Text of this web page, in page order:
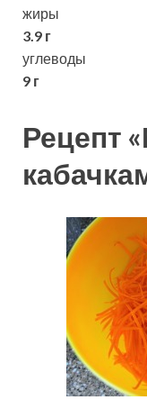
жиры
3.9 г
углеводы
9 г
Рецепт